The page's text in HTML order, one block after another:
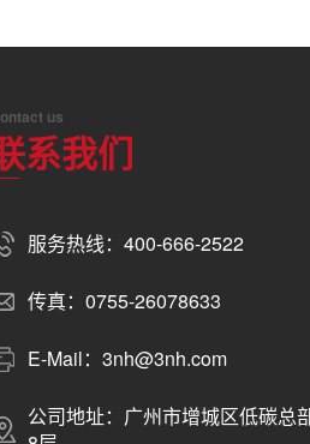
us
系我们
服务热线：400-666-2522
传真：0755-26078633
E-Mail：3nh@3nh.com
公司地址：广州市增城区低碳总